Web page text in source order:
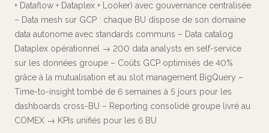
+ Dataflow + Dataplex + Looker) avec gouvernance centralisée
– Data mesh sur GCP : chaque BU dispose de son domaine
data autonome avec standards communs – Data catalog
Dataplex opérationnel → 200 data analysts en self-service
sur les données groupe – Coûts GCP optimisés de 40%
grâce à la mutualisation et au slot management BigQuery –
Time-to-insight tombé de 6 semaines à 5 jours pour les
dashboards cross-BU – Reporting consolidé groupe livré au
COMEX → KPIs unifiés pour les 6 BU